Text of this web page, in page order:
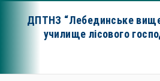
ДПТНЗ “Лебединське
училище лісового